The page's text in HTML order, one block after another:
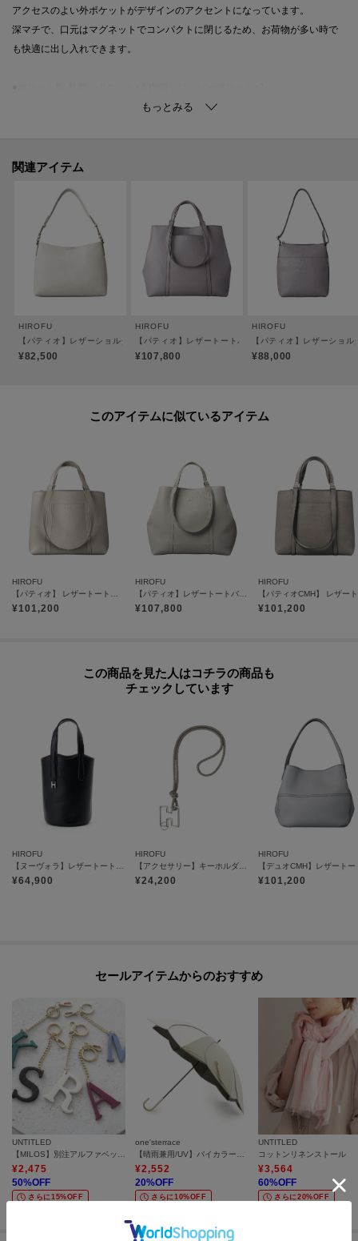
アクセスのよい外ポケットがデザインのアクセントになっています。
深マチで、口元はマグネットでコンパクトに閉じるため、お荷物が多い時で
も快適に出し入れできます。
ご友人とのランチやショッピング、リラックスした日常を楽しむ際に最適で
手持ちや肩掛けに対応しており、シーンに応じたスタイルを楽しむことがで
きるのもポイントです。
【素材】
牛革、混合なめし、ナチュラルシュリンク仕上げ。
ーを纏わせ、その特別感と深みを際立たせています。
シュリンク（収縮）加工によるナチュラルな「シボ」が特徴で、一枚一枚革
います。世界のメゾンブランドでも採用されるほどのグレードを誇り、傷や
くすみに強く、澄んだ上品な光沢が長く続きます。
＜Riri®社のスイス製ファスナー＞
滑らかな操作性や美しい光沢が特徴。
【グループについて】
外ポケットなど気の利いた機能も兼ね備えています。
【気になるアイテムは『お気に入り登録』がおすすめです】
〈お気に入り登録とは〉
オンラインサイトの各アイテムにある「ハートマーク」をクリックして簡単
に追加できます！
お気に入りアイテムが、在庫残りわずか・再入荷などキャンペーン対象にな
った場合にお知らせいたします。
※商品ご購入時にお渡しするお買上げ証明書にお取り扱い上のご注意とお手
入れについての表示がございますのでよくお読みください。
が異なる場合もございます。
モデル情報：身長171cm B80 W60 H85
雑誌掲載
STORY 2022年 4月号 掲載
関連アイテム
HIROFU
【パティオ】レザーショルダーバッグ M 本革 ビジネスバッグ（商品番号：P25-20220
¥82,500
HIROFU
【パティオ】レザートートバッグ L 2WAY 本革 A4サ
¥107,800
HIROFU
【パティオ】レザーショ
¥88,000
このアイテムに似ているアイテム
HIROFU
¥101,200
HIROFU
¥107,800
HIROFU
¥101,200
この商品を見た人はコチラの商品も
チェックしています
HIROFU
【ヌーヴォラ】レザートートバッグ S 本革 ミニバッグ（商品番号：P25-20019）
¥64,900
HIROFU
【アクセサリー】キーホルダー ストラップ レザー 本革（商品番号：P25-65510）
¥24,200
HIROFU
¥101,200
セールアイテムからのおすすめ
UNTITLED
¥2,475
50%OFF
さらに15%OFF
one'sterrace
¥2,552
20%OFF
さらに10%OFF
UNTITLED
コットンリネンストール
¥3,564
60%OFF
さらに20%OFF